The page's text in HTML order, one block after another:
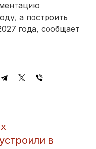
а построить
года, сообщает
в